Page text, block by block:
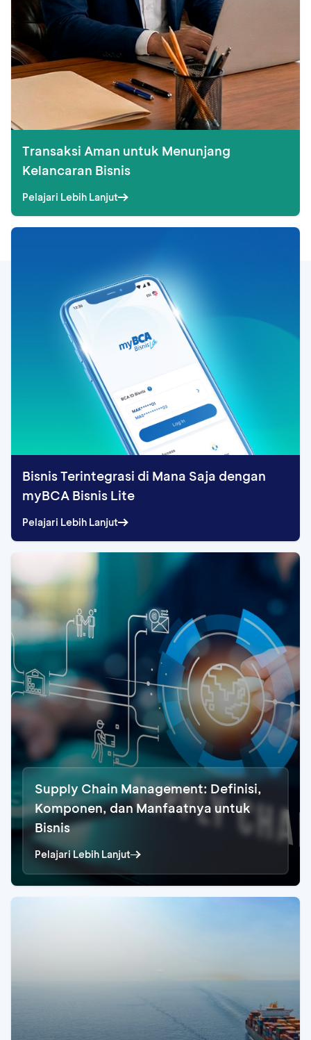
Transaksi Aman untuk Menunjang
Kelancaran Bisnis
Pelajari Lebih Lanjut
Bisnis Terintegrasi di Mana Saja dengan
myBCA Bisnis Lite
Pelajari Lebih Lanjut
Supply Chain Management: Definisi,
Komponen, dan Manfaatnya untuk
Bisnis
Pelajari Lebih Lanjut